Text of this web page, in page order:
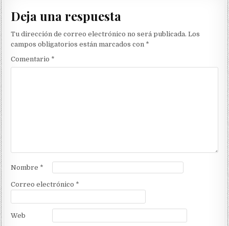
Deja una respuesta
Tu dirección de correo electrónico no será publicada. Los
campos obligatorios están marcados con *
Comentario *
Nombre *
Correo electrónico *
Web